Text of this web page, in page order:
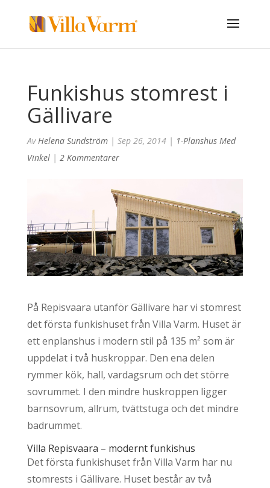
Funkishus stomrest i
Gällivare
AvHelena Sundström| Sep 26, 2014| 1-Planshus Med
Vinkel| 2 Kommentarer
På Repisvaara utanför Gällivare har vi stomrest
det första funkishuset från Villa Varm. Huset är
ett enplanshus i modern stil på 135 m² som är
uppdelat i två huskroppar. Den ena delen
rymmer kök, hall, vardagsrum och det större
sovrummet. I den mindre huskroppen ligger
barnsovrum, allrum, tvättstuga och det mindre
badrummet.
Villa Repisvaara – modernt funkishus
Det första funkishuset från Villa Varm har nu
stomrests i Gällivare. Huset består av två